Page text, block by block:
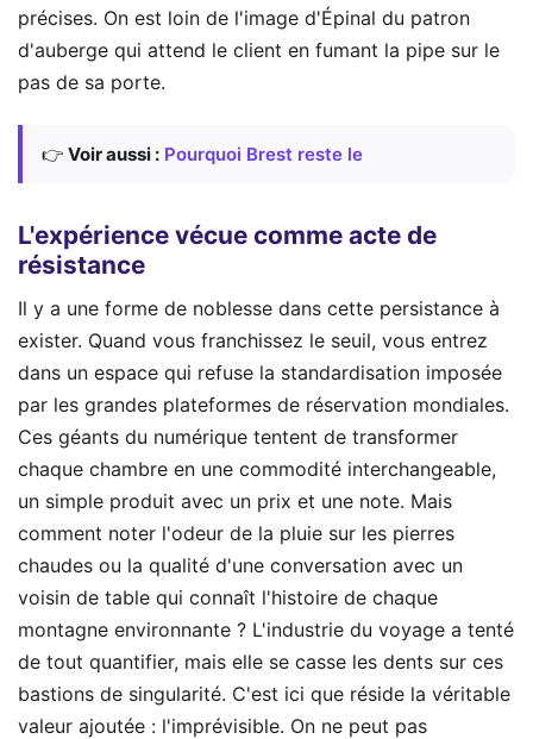
précises. On est loin de l'image d'Épinal du patron
d'auberge qui attend le client en fumant la pipe sur le
pas de sa porte.
👉 Voir aussi : Pourquoi Brest reste le
L'expérience vécue comme acte de
résistance
Il y a une forme de noblesse dans cette persistance à
exister. Quand vous franchissez le seuil, vous entrez
dans un espace qui refuse la standardisation imposée
par les grandes plateformes de réservation mondiales.
Ces géants du numérique tentent de transformer
chaque chambre en une commodité interchangeable,
un simple produit avec un prix et une note. Mais
comment noter l'odeur de la pluie sur les pierres
chaudes ou la qualité d'une conversation avec un
voisin de table qui connaît l'histoire de chaque
montagne environnante ? L'industrie du voyage a tenté
de tout quantifier, mais elle se casse les dents sur ces
bastions de singularité. C'est ici que réside la véritable
valeur ajoutée : l'imprévisible. On ne peut pas